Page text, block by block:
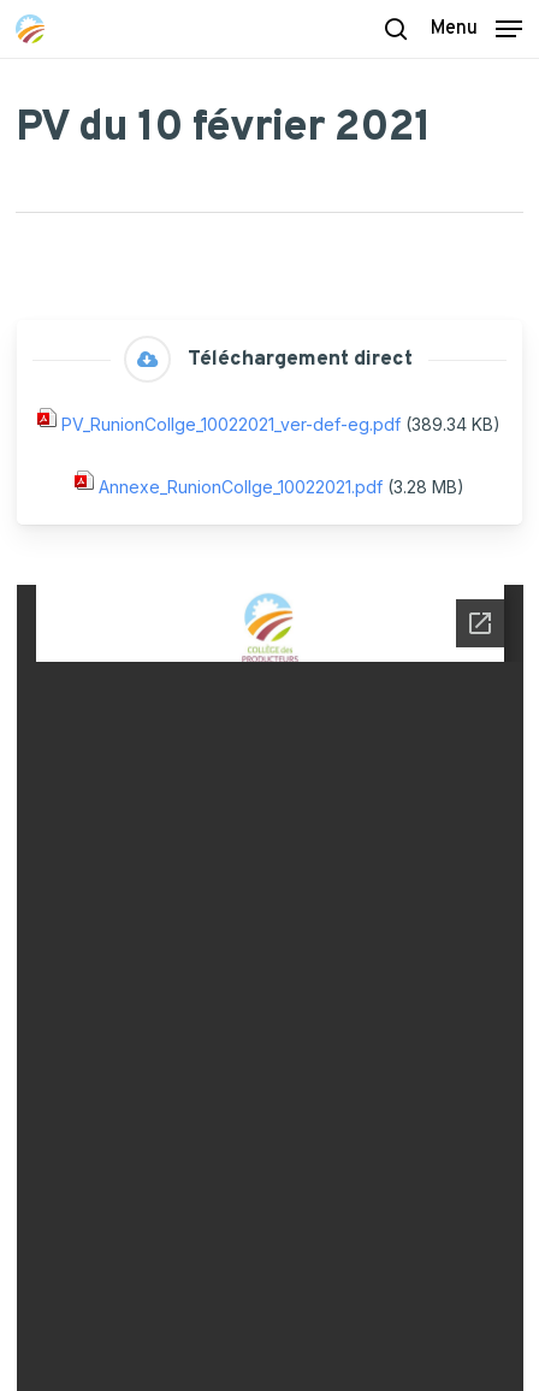
Skip
content
Menu
PV du 10 février 2021
Téléchargement direct
PV_RunionCollge_10022021_ver-def-eg.pdf (389.34 KB)
Annexe_RunionCollge_10022021.pdf(3.28 MB)